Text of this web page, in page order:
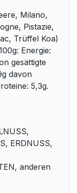
Milano,
Pistazie,
Trüffel Koa)
Energie:
gesättigte
davon
5,3g.
ERDNUSS,
anderen